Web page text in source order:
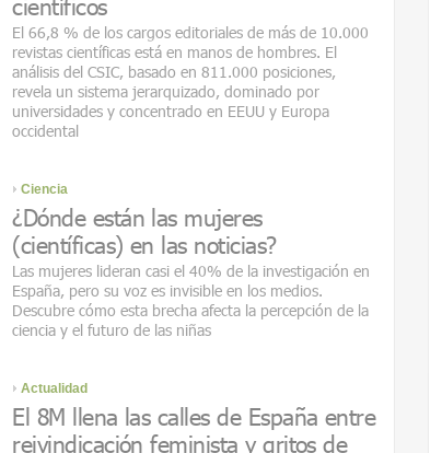
científicos
El 66,8 % de los cargos editoriales de más de 10.000
revistas científicas está en manos de hombres. El
análisis del CSIC, basado en 811.000 posiciones,
revela un sistema jerarquizado, dominado por
universidades y concentrado en EEUU y Europa
occidental
Ciencia
¿Dónde están las mujeres
(científicas) en las noticias?
Las mujeres lideran casi el 40% de la investigación en
España, pero su voz es invisible en los medios.
Descubre cómo esta brecha afecta la percepción de la
ciencia y el futuro de las niñas
Actualidad
El 8M llena las calles de España entre
reivindicación feminista y gritos de